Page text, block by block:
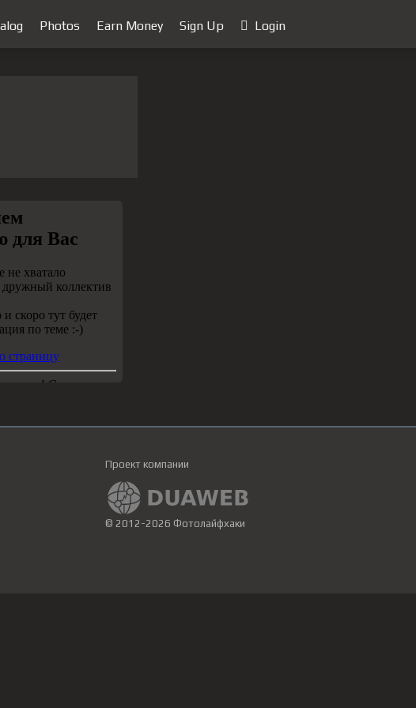
Photos Earn Money Sign Up Login
Проект компании
© 2012-2026 Фотолайфхаки